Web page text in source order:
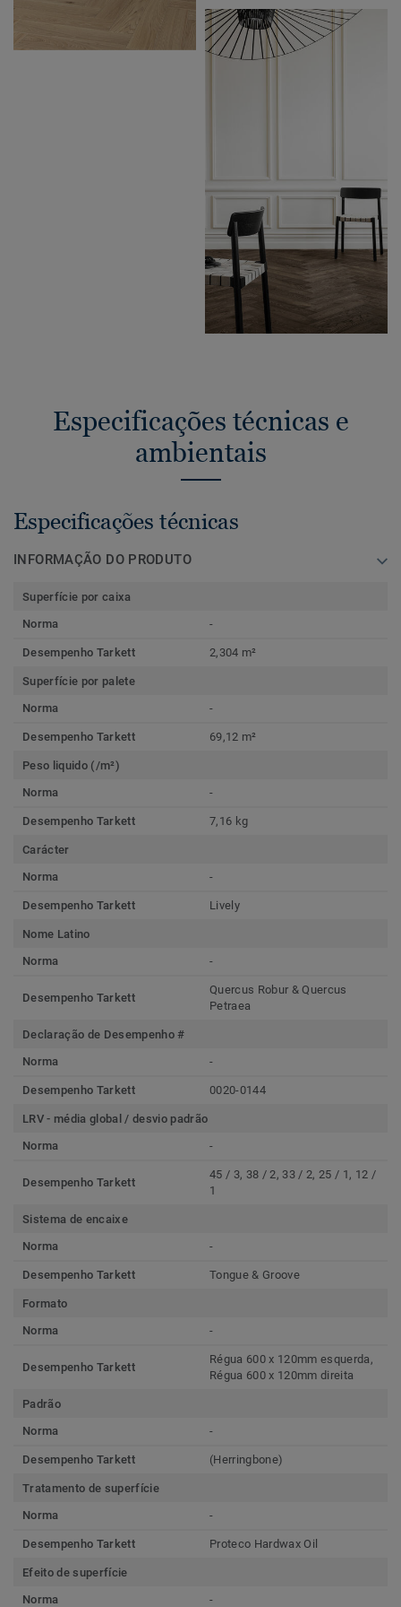
Especificações técnicas e
ambientais
Especificações técnicas
INFORMAÇÃO DO PRODUTO
Superfície por caixa
Norma
-
Desempenho Tarkett 2,304 m²
Superfície por palete
Norma
-
Desempenho Tarkett 69,12 m²
Peso liquido (/m²)
Norma
-
Desempenho Tarkett 7,16 kg
Carácter
Norma
-
Desempenho Tarkett Lively
Nome Latino
Norma
-
Desempenho Tarkett
Quercus Robur & Quercus
Petraea
Declaração de Desempenho #
Norma
-
Desempenho Tarkett 0020-0144
LRV - média global / desvio padrão
Norma
-
Desempenho Tarkett
45 / 3, 38 / 2, 33 / 2, 25 / 1, 12 /
1
Sistema de encaixe
Norma
-
Desempenho Tarkett Tongue & Groove
Formato
Norma
-
Desempenho Tarkett
Régua 600 x 120mm esquerda,
Régua 600 x 120mm direita
Padrão
Norma
-
Desempenho Tarkett (Herringbone)
Tratamento de superfície
Norma
-
Desempenho Tarkett Proteco Hardwax Oil
Efeito de superfície
Norma
-